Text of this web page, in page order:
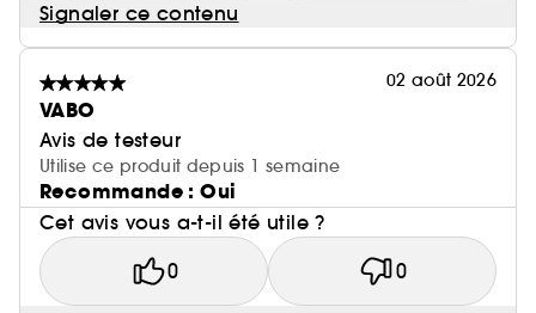
Signaler ce contenu
02 août 2026
VABO
Avis de testeur
Utilise ce produit depuis 1 semaine
Recommande : Oui
Cet avis vous a-t-il été utile ?
0 0